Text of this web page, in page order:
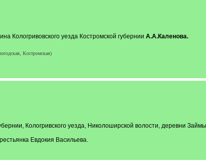
Кологривовского уезда Костромской губернии А.А.Каленова.
Костромская)
Кологривского уезда, Николоширской волости, деревни
Евдокия Васильева.